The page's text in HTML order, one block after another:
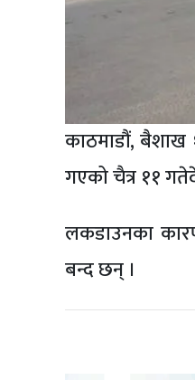
काठमाडौं, बैशाख
गएको चैत्र ११
लकडाउनका
बन्द छन् ।